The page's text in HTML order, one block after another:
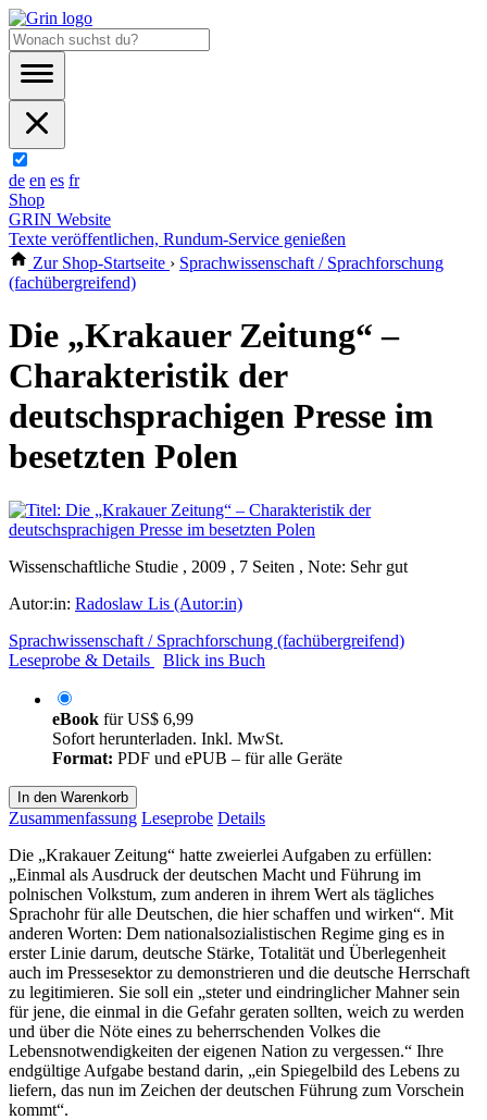
de en es fr
Shop
GRIN Website
Texte veröffentlichen, Rundum-Service genießen
Zur Shop-Startseite › Sprachwissenschaft / Sprachforschung
(fachübergreifend)
Die „Krakauer Zeitung“ –
Charakteristik der
deutschsprachigen Presse im
besetzten Polen
Wissenschaftliche Studie , 2009 , 7 Seiten , Note: Sehr gut
Autor:in: Radoslaw Lis (Autor:in)
Sprachwissenschaft / Sprachforschung (fachübergreifend)
Leseprobe & Details
Blick ins Buch
eBook fürUS$ 6,99
Sofort herunterladen. Inkl. MwSt.
Format: PDF und ePUB – für alle Geräte
In den Warenkorb
Zusammenfassung Leseprobe Details
Die „Krakauer Zeitung“ hatte zweierlei Aufgaben zu erfüllen:
„Einmal als Ausdruck der deutschen Macht und Führung im
polnischen Volkstum, zum anderen in ihrem Wert als tägliches
Sprachohr für alle Deutschen, die hier schaffen und wirken“. Mit
anderen Worten: Dem nationalsozialistischen Regime ging es in
erster Linie darum, deutsche Stärke, Totalität und Überlegenheit
auch im Pressesektor zu demonstrieren und die deutsche Herrschaft
zu legitimieren. Sie soll ein „steter und eindringlicher Mahner sein
für jene, die einmal in die Gefahr geraten sollten, weich zu werden
und über die Nöte eines zu beherrschenden Volkes die
Lebensnotwendigkeiten der eigenen Nation zu vergessen.“ Ihre
endgültige Aufgabe bestand darin, „ein Spiegelbild des Lebens zu
liefern, das nun im Zeichen der deutschen Führung zum Vorschein
kommt“.